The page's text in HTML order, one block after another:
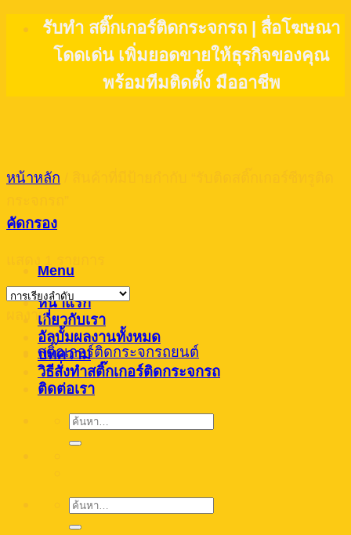
รับทำ สติ๊กเกอร์ติดกระจกรถ | สื่อโฆษณา
โดดเด่น เพิ่มยอดขายให้ธุรกิจของคุณ
พร้อมทีมติดตั้ง มืออาชีพ
Menu
หน้าแรก
เกี่ยวกับเรา
อัลบั้มผลงานทั้งหมด
บทความ
วิธีสั่งทำสติ๊กเกอร์ติดกระจกรถ
ติดต่อเรา
ค้นหา:
ค้นหา:
หน้าหลัก
คัดกรอง
ผลงาน
สติ๊กเกอร์ติดกระจกรถยนต์